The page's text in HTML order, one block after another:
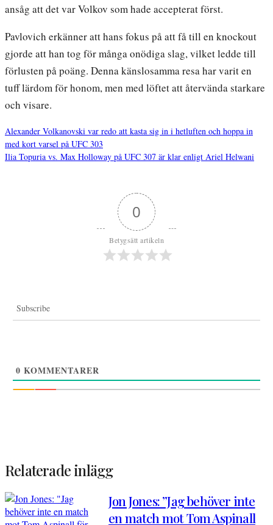
ansåg att det var Volkov som hade accepterat först.
Pavlovich erkänner att hans fokus på att få till en knockout
gjorde att han tog för många onödiga slag, vilket ledde till
förlusten på poäng. Denna känslosamma resa har varit en
tuff lärdom för honom, men med löftet att återvända starkare
och visare.
Inläggsnavigering
Alexander Volkanovski var redo att kasta sig in i hetluften och hoppa in
med kort varsel på UFC 303
Ilia Topuria vs. Max Holloway på UFC 307 är klar enligt Ariel Helwani
0
Betygsätt artikeln
Subscribe
0 KOMMENTARER
Relaterade inlägg
Jon Jones: ”Jag behöver inte
en match mot Tom Aspinall